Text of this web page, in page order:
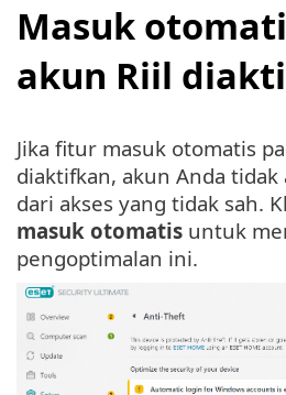
Masuk
akun Riil
Jika fitur masuk otomatis
diaktifkan, akun Anda
dari akses yang tidak sah.
masuk otomatis untuk
pengoptimalan ini.